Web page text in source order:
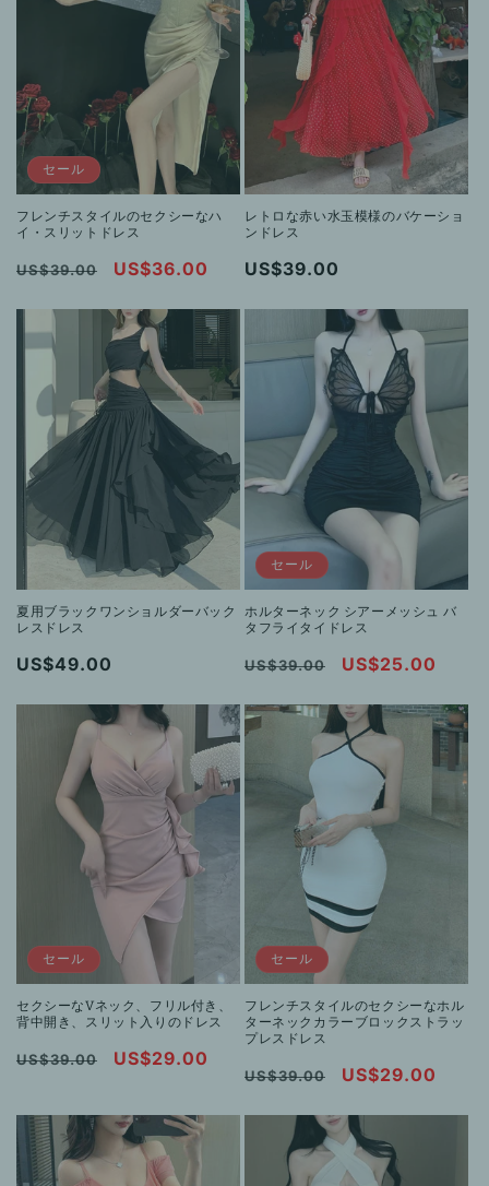
セール
フレンチスタイルのセクシーなハ
イ・スリットドレス
通
格
US$39.00
セ
ル
価
格
US$36.00
レトロな赤い水玉模様のバケーショ
ンドレス
通
US$39.00
夏用ブラックワンショルダーバック
レスドレス
通
US$49.00
セール
ホルターネック シアーメッシュ バ
タフライタイドレス
通
価
格
US$39.00
セ
ル
価
US$25.00
セール
セクシーなVネック、フリル付き、
背中開き、スリット入りのドレス
通
価
格
US$39.00
セ
ル
価
格
US$29.00
セール
フレンチスタイルのセクシーなホル
ターネックカラーブロックストラッ
プレスドレス
通
US$39.00
セ
ル
価
格
US$29.00